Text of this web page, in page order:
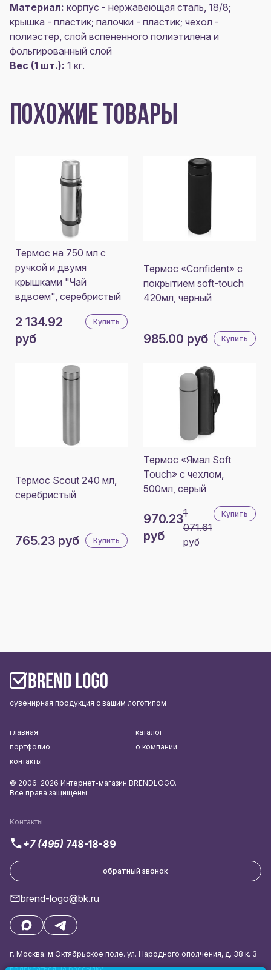
Материал: корпус - нержавеющая сталь, 18/8;
крышка - пластик; палочки - пластик; чехол -
полиэстер, слой вспененного полиэтилена и
фольгированный слой
Вес (1 шт.): 1 кг.
ПОХОЖИЕ ТОВАРЫ
Термос на 750 мл с
ручкой и двумя
крышками "Чай
вдвоем", серебристый
2 134.92
руб
Купить
Термос «Confident» с
покрытием soft-touch
420мл, черный
985.00 руб Купить
Термос Scout 240 мл,
серебристый
765.23 руб Купить
Термос «Ямал Soft
Touch» с чехлом,
500мл, серый
970.23
руб
1
071.61
руб
Купить
сувенирная продукция с вашим логотипом
Контакты
+7 (495) 748-18-89
обратный звонок
brend-logo@bk.ru
г. Москва. м.Октябрьское поле. ул. Народного ополчения, д. 38 к. 3
главная
каталог
портфолио
о компании
контакты
© 2006-2026 Интернет-магазин BRENDLOGO.
Все права защищены